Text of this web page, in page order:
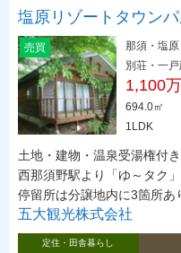
塩原リゾートタウン
売買
那須・塩原
別荘・一戸
1,100
694.0㎡
1LDK
土地・建物・温泉受湯権付き
西那須野駅より「ゆ～タク
停留所は分譲地内に3箇所あ
五大観光株式会社
定住・田舎暮らし